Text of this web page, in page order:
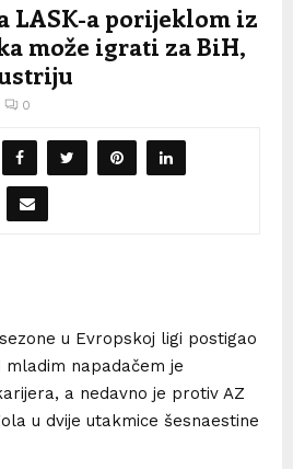
LASK-a porijeklom iz
može igrati za BiH,
0
u Evropskoj ligi postigao
napadačem je
a nedavno je protiv AZ
u dvije utakmice šesnaestine